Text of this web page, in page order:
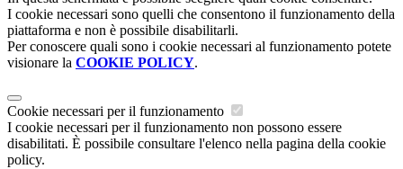
I cookie necessari sono quelli che consentono il funzionamento della
piattaforma e non è possibile disabilitarli.
Per conoscere quali sono i cookie necessari al funzionamento potete
visionare la COOKIE POLICY.
Cookie necessari per il funzionamento
I cookie necessari per il funzionamento non possono essere
disabilitati. È possibile consultare l'elenco nella pagina della cookie
policy.